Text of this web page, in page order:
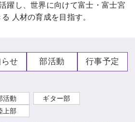
躍し、世界に向けて富士・富士宮
人材の育成を目指す。
せ 部活動 行事予定
活動
ギター部
上部